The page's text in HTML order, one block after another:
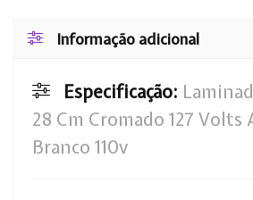
Informação adicional
Especificação:
28 Cm Cromado 127
Branco 110v